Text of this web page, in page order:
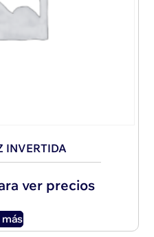
INVERTIDA
ver precios
más